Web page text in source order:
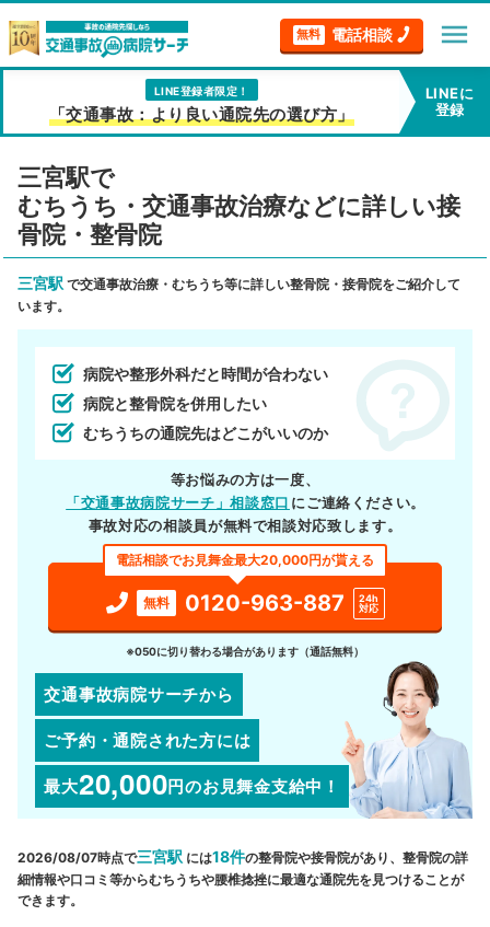
無料 電話相談 menu
LINE登録者限定！
「交通事故：より良い通院先の選び方」
LINEに
登録
三宮駅で
むちうち・交通事故治療などに詳しい接
骨院・整骨院
三宮駅 で交通事故治療・むちうち等に詳しい整骨院・接骨院をご紹介して
います。
病院や整形外科だと時間が合わない
病院と整骨院を併用したい
むちうちの通院先はどこがいいのか
等お悩みの方は一度、
「交通事故病院サーチ」相談窓口 にご連絡ください。
事故対応の相談員が無料で相談対応致します。
電話相談でお見舞金最大20,000円が貰える
無料 0120-963-887
24h
対応
※050に切り替わる場合があります（通話無料）
交通事故病院サーチから
ご予約・通院された方には
最大20,000円のお見舞金支給中！
2026/08/07時点で三宮駅 には18件の整骨院や接骨院があり、整骨院の詳
細情報や口コミ等からむちうちや腰椎捻挫に最適な通院先を見つけることが
できます。